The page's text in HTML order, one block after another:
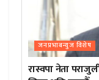
जनप्रभाबन्युज विशेष
रास्वपा नेता